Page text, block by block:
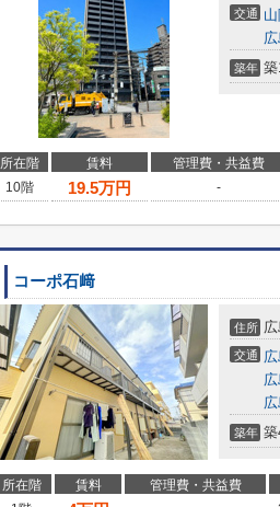
交通
築年
所在階 賃料 管理費・共益費
10階
19.5万円 -
コーポ石﨑
住所
交通
築年
所在階 賃料 管理費・共益費